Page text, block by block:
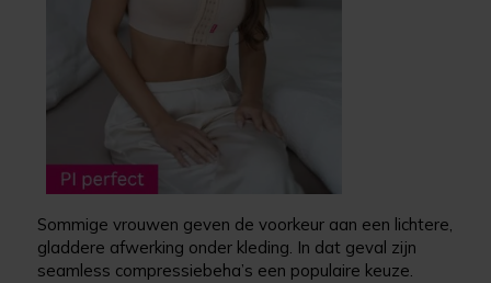
Sommige vrouwen geven de voorkeur aan een lichtere,
gladdere afwerking onder kleding. In dat geval zijn
seamless compressiebeha’s een populaire keuze.